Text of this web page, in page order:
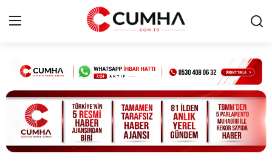
Kurumsal
Cumhurbaşkanlığı
Bakanlıklar